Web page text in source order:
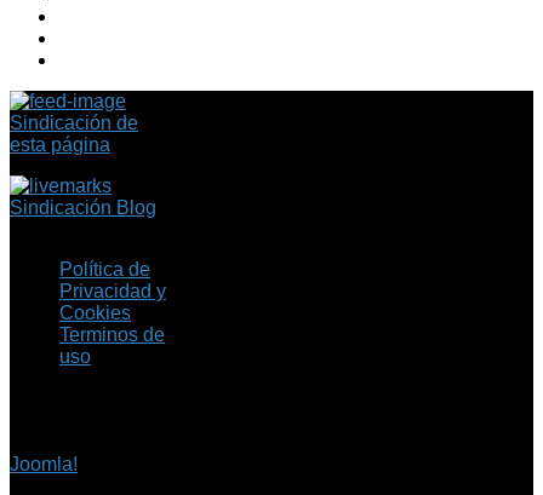
Sindicación de
esta página
Sindicación Blog
Política de
Privacidad y
Cookies
Terminos de
uso
Joomla!